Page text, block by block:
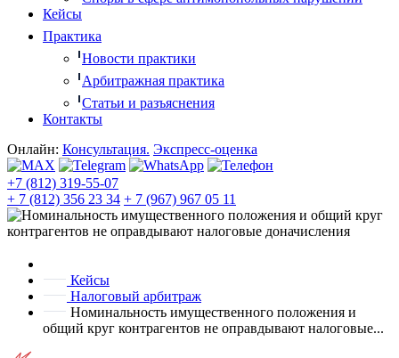
Кейсы
Практика
Новости практики
Арбитражная практика
Статьи и разъяснения
Контакты
Онлайн: Консультация. Экспресс-оценка
+7 (812) 319-55-07
+ 7 (812) 356 23 34 + 7 (967) 967 05 11
Кейсы
Налоговый арбитраж
Номинальность имущественного положения и
общий круг контрагентов не оправдывают налоговые...